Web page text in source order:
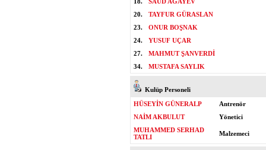
20.
TAYFUR GÜRASLAN
23.
ONUR BOŞNAK
24.
YUSUF UÇAR
27.
MAHMUT ŞANVERDİ
34.
MUSTAFA SAYLIK
Kulüp Personeli
HÜSEYİN GÜNERALP
Antrenör
NAİM AKBULUT
Yönetici
MUHAMMED SERHAD
TATLI
Malzemeci